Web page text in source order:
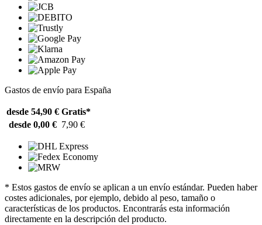
Gastos de envío para España
desde 54,90 € Gratis*
desde 0,00 € 7,90 €
* Estos gastos de envío se aplican a un envío estándar. Pueden haber
costes adicionales, por ejemplo, debido al peso, tamaño o
características de los productos. Encontrarás esta información
directamente en la descripción del producto.